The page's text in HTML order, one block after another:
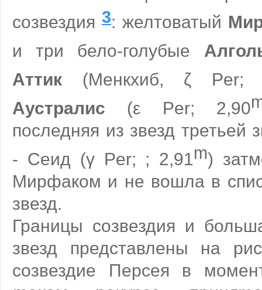
созвездия 3: желтоватый
и три бело-голубые
Аттик (Менкхиб, ζ Per;
Аустралис (ε Per; 2,90
последняя из звезд третьей
- Сеид (γ Per; ; 2,91m)
Мирфаком и не вошла в
звезд.
Границы созвездия и
звезд представлены на
созвездие Персея в